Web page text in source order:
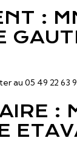
:
au 05 49 22 63
: